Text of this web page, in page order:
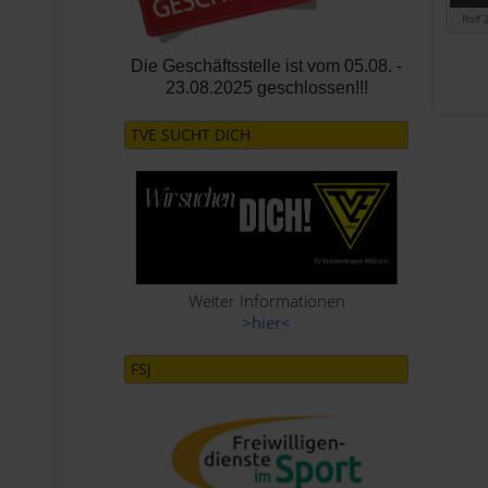
Die Geschäftsstelle ist vom 05.08. -
23.08.2025 geschlossen!!!
TVE SUCHT DICH
Weiter Informationen
>hier<
FSJ
Rolf